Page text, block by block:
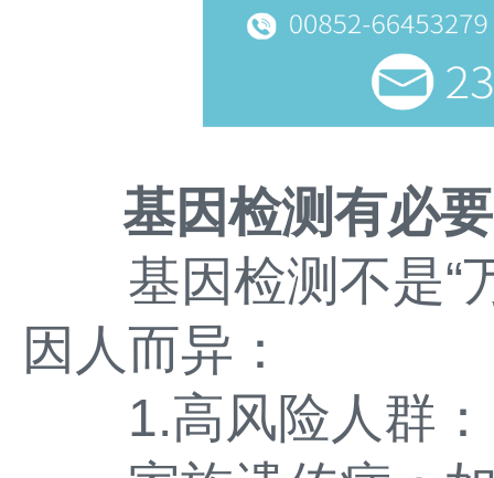
基因检测有必
基因检测不是“
因人而异：
1.高风险人群：